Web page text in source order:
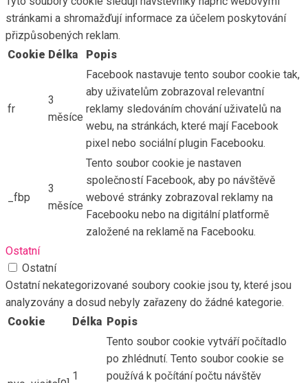
stránkami a shromažďují informace za účelem poskytování
přizpůsobených reklam.
Cookie Délka Popis
fr
3
měsíce
Facebook nastavuje tento soubor cookie tak,
aby uživatelům zobrazoval relevantní
reklamy sledováním chování uživatelů na
webu, na stránkách, které mají Facebook
pixel nebo sociální plugin Facebooku.
_fbp
3
měsíce
Tento soubor cookie je nastaven
společností Facebook, aby po návštěvě
webové stránky zobrazoval reklamy na
Facebooku nebo na digitální platformě
založené na reklamě na Facebooku.
Ostatní
Ostatní
Ostatní nekategorizované soubory cookie jsou ty, které jsou
analyzovány a dosud nebyly zařazeny do žádné kategorie.
Cookie
Délka Popis
1
Tento soubor cookie vytváří počítadlo
po zhlédnutí. Tento soubor cookie se
používá k počítání počtu návštěv